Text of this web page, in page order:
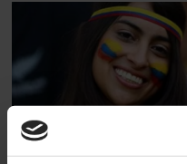
DIVERSE